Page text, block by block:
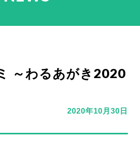
～わるあがき2020
2020年10月30日